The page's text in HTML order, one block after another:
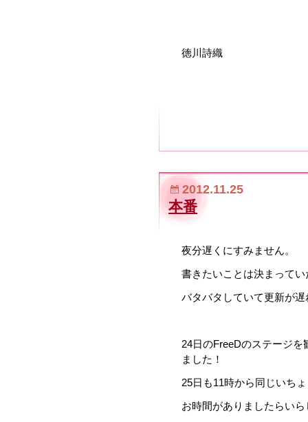
徳川詩織
2012.11.25
本番
夜分遅くにすみません。
書きたいことは決まって
バタバタしていて更新が遅
24日のFreeDのステージ
ました！
25日も11時から同じいち
お時間がありましたらい